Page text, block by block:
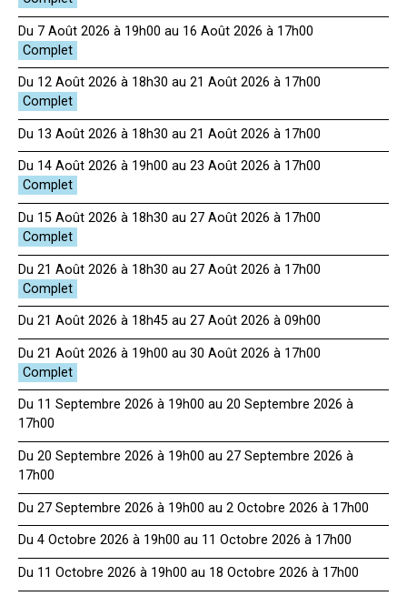
Du 7 Août 2026 à 19h00 au 16 Août 2026 à 17h00
Du 12 Août 2026 à 18h30 au 21 Août 2026 à 17h00
Du 13 Août 2026 à 18h30 au 21 Août 2026 à 17h00
Du 14 Août 2026 à 19h00 au 23 Août 2026 à 17h00
Du 15 Août 2026 à 18h30 au 27 Août 2026 à 17h00
Du 21 Août 2026 à 18h30 au 27 Août 2026 à 17h00
Du 21 Août 2026 à 18h45 au 27 Août 2026 à 09h00
Du 21 Août 2026 à 19h00 au 30 Août 2026 à 17h00
Du 11 Septembre 2026 à 19h00 au 20 Septembre 2026 à
17h00
Du 20 Septembre 2026 à 19h00 au 27 Septembre 2026 à
17h00
Du 27 Septembre 2026 à 19h00 au 2 Octobre 2026 à 17h00
Du 4 Octobre 2026 à 19h00 au 11 Octobre 2026 à 17h00
Du 11 Octobre 2026 à 19h00 au 18 Octobre 2026 à 17h00